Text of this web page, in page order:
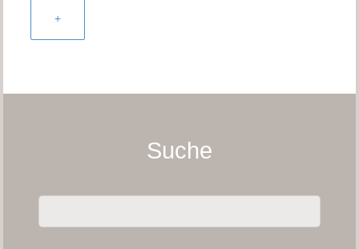
+
Suche